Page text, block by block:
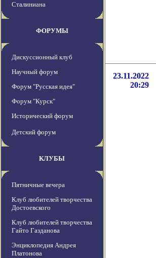
Сталиниана
ФОРУМЫ
Дискуссионный клуб
Научный форум
Форум "Русская идея"
Форум "Курск"
Исторический форум
Детский форум
КЛУБЫ
Пятничные вечера
Клуб любителей творчества
Достоевского
Клуб любителей творчества
Гайто Газданова
Энциклопедия Андрея
Платонова
23.11.2022
20:29